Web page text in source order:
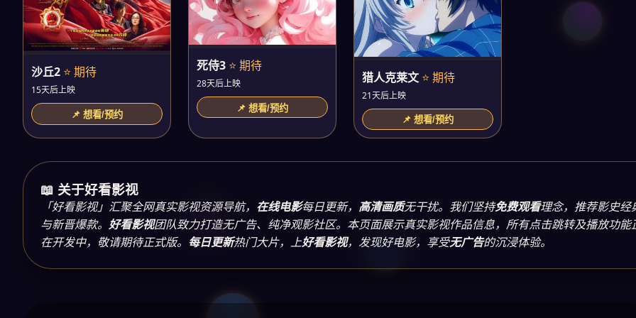
沙丘2 ⭐ 期待
15天后上映
📌 想看/预约
死侍3 ⭐ 期待
28天后上映
📌 想看/预约
猎人克莱文 ⭐ 期待
21天后上映
📌 想看/预约
📖 关于好看影视
「好看影视」汇聚全网真实影视资源导航， 在线电影每日更新， 高清画质无干扰。我们坚持免费观看理念，推荐影史经
与新晋爆款。 好看影视团队致力打造无广告、纯净观影社区。本页面展示真实影视作品信息，所有点击跳转及播放功能
在开发中，敬请期待正式版。 每日更新热门大片，上好看影视，发现好电影，享受无广告的沉浸体验。